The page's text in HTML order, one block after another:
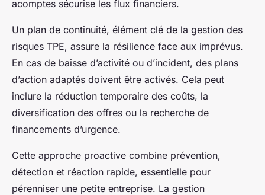
acomptes sécurise les flux financiers.
Un plan de continuité, élément clé de la gestion des
risques TPE, assure la résilience face aux imprévus.
En cas de baisse d’activité ou d’incident, des plans
d’action adaptés doivent être activés. Cela peut
inclure la réduction temporaire des coûts, la
diversification des offres ou la recherche de
financements d’urgence.
Cette approche proactive combine prévention,
détection et réaction rapide, essentielle pour
pérenniser une petite entreprise. La gestion